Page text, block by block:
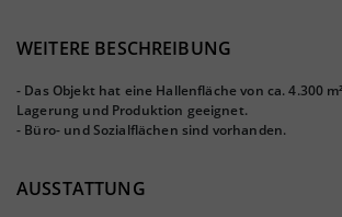
WEITERE BESCHREIBUNG
- Das Objekt hat eine Hallenfläche von ca. 4.300
Lagerung und Produktion geeignet.
- Büro- und Sozialflächen sind vorhanden.
AUSSTATTUNG